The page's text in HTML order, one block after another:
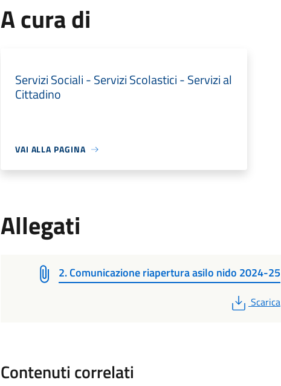
A cura di
Servizi Sociali - Servizi Scolastici - Servizi al
Cittadino
VAI ALLA PAGINA
Allegati
2. Comunicazione riapertura asilo nido 2024-25
PDF
Scarica
Contenuti correlati